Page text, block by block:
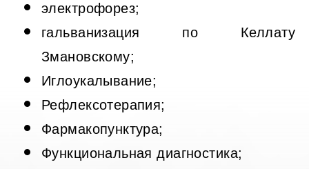
электрофорез;
гальванизация по Келлату
Змановскому;
Иглоукалывание;
Рефлексотерапия;
Фармакопунктура;
Функциональная диагностика;